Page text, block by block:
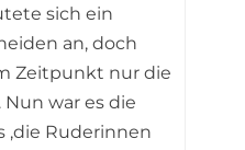
sich ein
an, doch
Zeitpunkt nur die
war es die
,die Ruderinnen